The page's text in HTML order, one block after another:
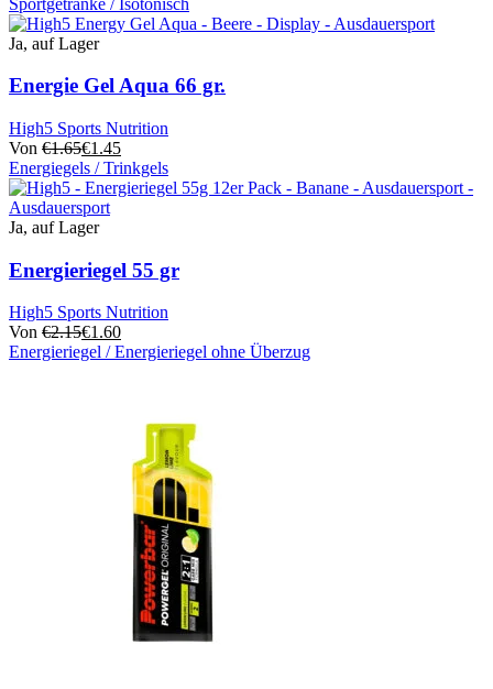
der
Produktseite
ausgewählt
werden
Dieses
Produkt
mehrere
Varianten.
Die
Optionen
können
auf
der
Produktseite
ausgewählt
werden
Ja, auf Lager
Energie Gel Aqua 66 gr.
High5 Sports Nutrition
Von €1.65€1.45
Energiegels / Trinkgels
Dieses
Produkt
hat
Varianten.
Die
Optionen
können
auf
der
Ja, auf Lager
Energieriegel 55 gr
High5 Sports Nutrition
Von €2.15€1.60
Energieriegel / Energieriegel ohne Überzug